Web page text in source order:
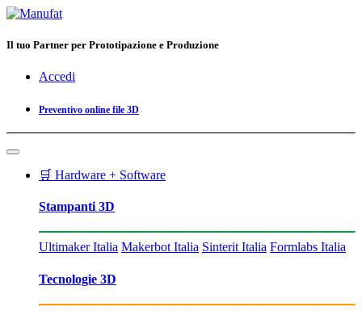
Il tuo Partner per Prototipazione e Produzione
Accedi
Preventivo online file 3D
🛒 Hardware + Software
Stampanti 3D
Ultimaker Italia Makerbot Italia Sinterit Italia Formlabs Italia
Tecnologie 3D